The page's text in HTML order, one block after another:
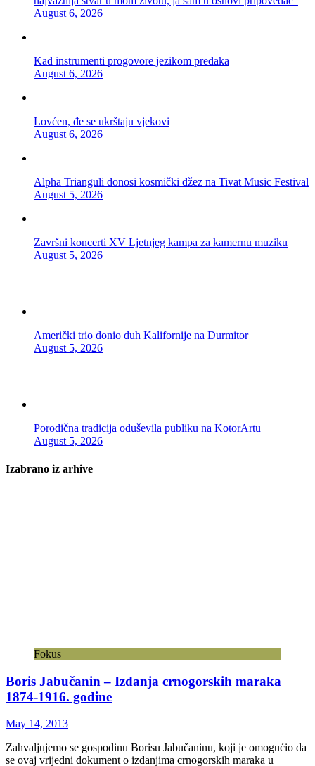
August 6, 2026
Kad instrumenti progovore jezikom predaka
August 6, 2026
Lovćen, đe se ukrštaju vjekovi
August 6, 2026
Alpha Trianguli donosi kosmički džez na Tivat Music Festival
August 5, 2026
Završni koncerti XV Ljetnjeg kampa za kamernu muziku
August 5, 2026
Američki trio donio duh Kalifornije na Durmitor
August 5, 2026
Porodična tradicija oduševila publiku na KotorArtu
August 5, 2026
Izabrano iz arhive
Fokus
Boris Jabučanin – Izdanja crnogorskih maraka
1874-1916. godine
May 14, 2013
Zahvaljujemo se gospodinu Borisu Jabučaninu, koji je omogućio da
se ovaj vrijedni dokument o izdanjima crnogorskih maraka u